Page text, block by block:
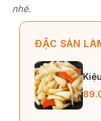
nhé.
ĐẶC SẢN